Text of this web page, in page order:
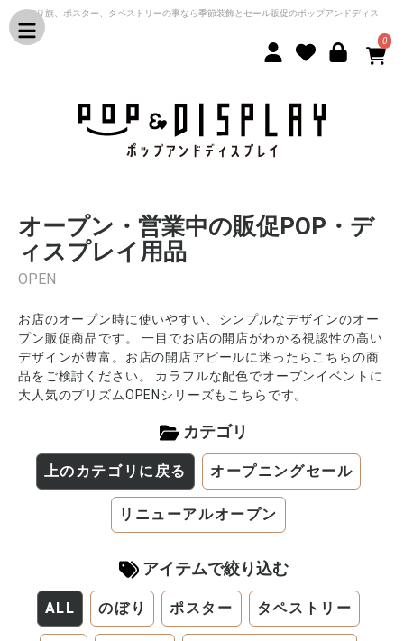
のぼり旗、ポスター、タペストリーの事なら季節装飾とセール販促のポップアンドディス
プレイ
0
オープン・営業中の販促POP・デ
ィスプレイ用品
OPEN
お店のオープン時に使いやすい、シンプルなデザインのオー
プン販促商品です。 一目でお店の開店がわかる視認性の高い
デザインが豊富。お店の開店アピールに迷ったらこちらの商
品をご検討ください。 カラフルな配色でオープンイベントに
大人気のプリズムOPENシリーズもこちらです。
カテゴリ
上のカテゴリに戻る オープニングセール
リニューアルオープン
アイテムで絞り込む
ALL のぼり ポスター タペストリー